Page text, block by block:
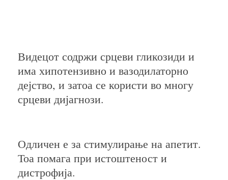
Видецот содржи срцеви гликозиди и
има хипотензивно и вазодилаторно
дејство, и затоа се користи во многу
срцеви дијагнози.
Одличен е за стимулирање на апетит.
Тоа помага при истоштеност и
дистрофија.